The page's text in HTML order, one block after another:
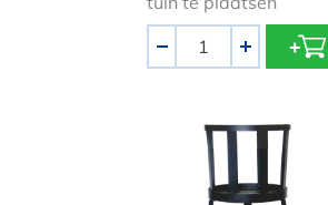
+
Fakkel Houder